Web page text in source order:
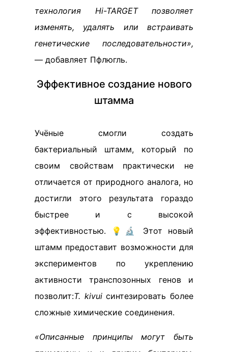
технология Hi-TARGET позволяет
изменять, удалять или встраивать
генетические последовательности»,
— добавляет Пфлюгль.
Эффективное создание нового
штамма
Учёные смогли создать
бактериальный штамм, который по
своим свойствам практически не
отличается от природного аналога, но
достигли этого результата гораздо
быстрее и с высокой
эффективностью. 💡🔬 Этот новый
штамм предоставит возможности для
экспериментов по укреплению
активности транспозонных генов и
позволит:T. kivuiсинтезировать более
сложные химические соединения.
«Описанные принципы могут быть